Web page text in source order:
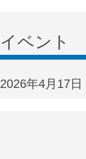
イベント
2026年4月17日